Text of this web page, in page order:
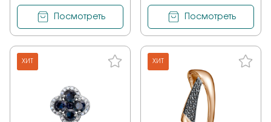
Посмотреть Посмотреть
ХИТ ХИТ